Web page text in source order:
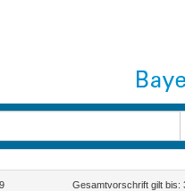
Gesamtvorschrift gilt bis: